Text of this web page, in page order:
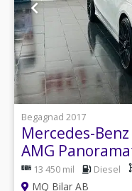
Begagnad 2017
Mercedes-
AMG
13 450 mil Diesel
MQ Bilar AB